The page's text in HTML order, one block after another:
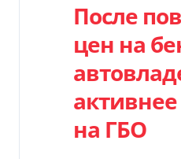
После
цен на
на ГБО